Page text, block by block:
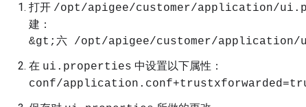
打开 /opt/apigee/customer/application/
建：
&gt;六 /opt/apigee/customer/
在 ui.properties 中设置以下属性：
conf/